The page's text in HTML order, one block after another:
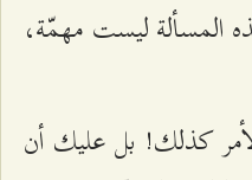
المسألة ليست مهمّة،
كذلك! بل عليك أن